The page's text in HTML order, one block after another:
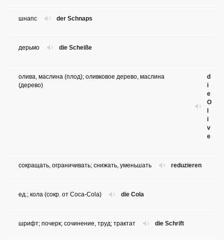
der Schnaps
шнапс
die Scheiße
дерьмо
d
i
e
O
i
v
e
олива, маслина (плод); оливковое дерево, маслина
(дерево)
reduzieren
сокращать, ограничивать; снижать, уменьшать
die Cola
ед.; кола (сокр. от Coca-Cola)
die Schrift
шрифт; почерк; сочинение, труд; трактат